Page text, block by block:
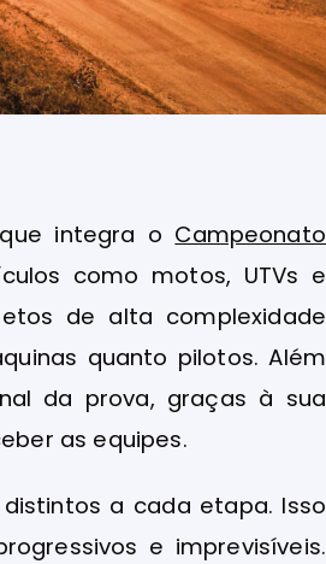
integra o Campeonato
como motos, UTVs e
de alta complexidade
quanto pilotos. Além
da prova, graças à sua
as equipes.
a cada etapa. Isso
e imprevisíveis.